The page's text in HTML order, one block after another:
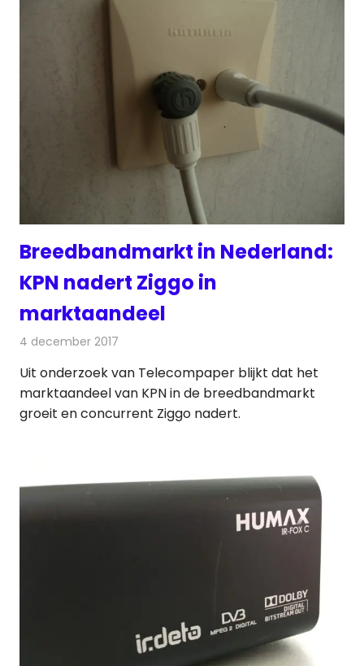
Breedbandmarkt in Nederland:
KPN nadert Ziggo in
marktaandeel
4 december 2017
Uit onderzoek van Telecompaper blijkt dat het
marktaandeel van KPN in de breedbandmarkt
groeit en concurrent Ziggo nadert.